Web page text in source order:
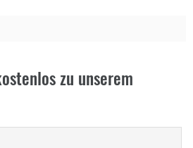
zu unserem